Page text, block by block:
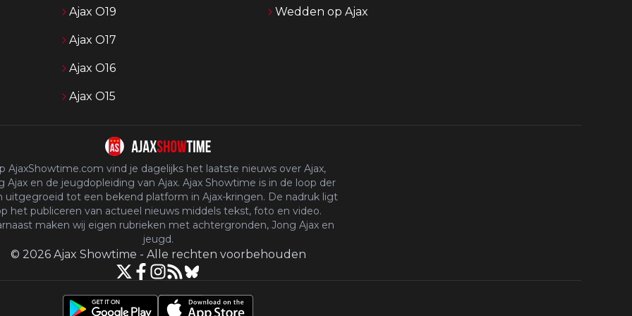
Ajax O19
Ajax O17
Ajax O16
Ajax O15
Wedden op Ajax
AjaxShowtime.com vind je dagelijks het laatste nieuws over Ajax,
Ajax en de jeugdopleiding van Ajax. Ajax Showtime is in de loop der
uitgegroeid tot een bekend platform in Ajax-kringen. De nadruk ligt
het publiceren van actueel nieuws middels tekst, foto en video.
maken wij eigen rubrieken met achtergronden, Jong Ajax en
jeugd.
© 2026 Ajax Showtime - Alle rechten voorbehouden